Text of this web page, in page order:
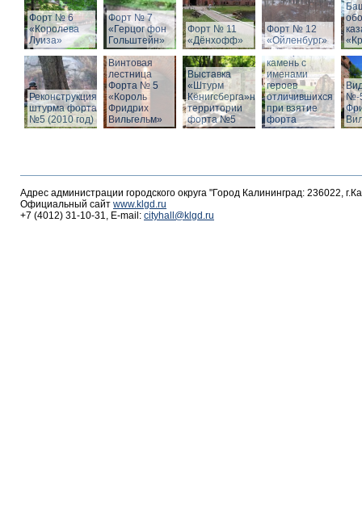
Форт № 6
«Королева
Луиза»
Форт № 7
«Герцог фон
Гольштейн»
Форт № 11
«Дёнхофф»
Форт № 12
«Ойленбург»
Реконструкция
штурма форта
№5 (2010 год)
Винтовая
лестница
Форта № 5
«Король
Фридрих
Вильгельм»
Выставка
«Штурм
Кёнигсберга»на
территории
форта №5
Мемориальный
камень с
именами
героев
отличившихся
при взятие
форта
№-
Адрес администрации городского округа "Город Калининград: 236022,
Официальный сайт www.klgd.ru
+7 (4012) 31-10-31, E-mail: cityhall@klgd.ru